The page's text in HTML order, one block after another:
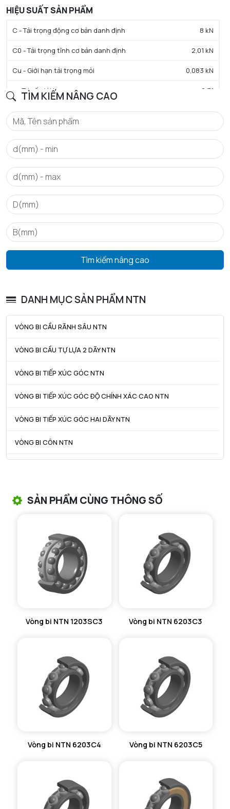
TÌM KIẾM NÂNG CAO
Tìm kiếm nâng cao
DANH MỤC SẢN PHẨM NTN
VÒNG BI CẦU RÃNH SÂU NTN
VÒNG BI CẦU TỰ LỰA 2 DÃY NTN
VÒNG BI TIẾP XÚC GÓC NTN
VÒNG BI TIẾP XÚC GÓC ĐỘ CHÍNH XÁC CAO NTN
VÒNG BI TIẾP XÚC GÓC HAI DÃY NTN
VÒNG BI CÔN NTN
VÒNG BI KIM NTN
VÒNG BI CHẶN TRỤC NTN
VÒNG BI LĂN TRỤ ĐẨY NTN
GỐI ĐỠ 2 NỬA NTN
MÁY GIA NHIỆT NTN
HIỆU SUẤT SẢN PHẨM
C - Tải trọng động cơ bản danh định 8 kN
C0 - Tải trọng tĩnh cơ bản danh định 2,01 kN
Cu - Giới hạn tải trọng mỏi 0,083 kN
e - Trị số giới hạn 0.31
Y0 - Hệ số tải trọng trục tĩnh 2.1
Y1 - Hệ số tải trọng trục thấp hơn 2
Y2 - Hệ số tải trọng trục trên
N lim - Tốc độ giới hạn bôi trơn dầu
Tmin - Nhiệt độ hoạt động tối thiểu
Tmax - Nhiệt độ hoạt động tối đa
GIỚI HẠN
Da max - Đường kính vai tối đa OR
ra max - Bán kính góc lượn tối đa trục & vỏ 0,6 mm
SẢN PHẨM CÙNG THÔNG SỐ
Vòng bi NTN 1203SC3 Vòng bi NTN 6203C3
Vòng bi NTN 6203C4 Vòng bi NTN 6203C5